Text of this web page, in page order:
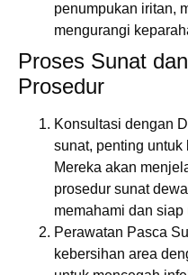
penumpukan iritan,
mengurangi
Proses Sunat
Prosedur
Konsultasi dengan
sunat, penting untuk
Mereka akan
prosedur sunat
memahami dan siap
Perawatan Pasca
kebersihan area